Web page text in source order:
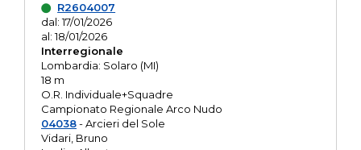
R2604007
dal: 17/01/2026
al: 18/01/2026
Interregionale
Lombardia: Solaro (MI)
18 m
O.R. Individuale+Squadre
Campionato Regionale Arco Nudo
04038- Arcieri del Sole
Vidari, Bruno